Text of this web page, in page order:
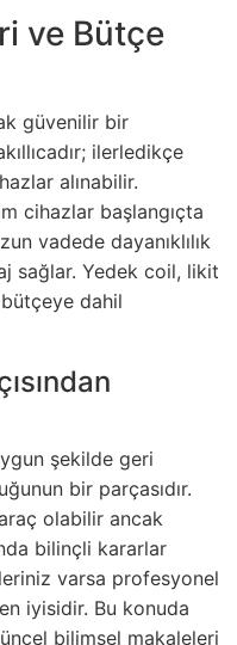
ve Bütçe
güvenilir bir
ilerledikçe
alınabilir.
cihazlar başlangıçta
vadede dayanıklılık
sağlar. Yedek coil, likit
dahil
şekilde geri
bir parçasıdır.
olabilir ancak
bilinçli kararlar
varsa profesyonel
iyisidir. Bu konuda
bilimsel makaleleri